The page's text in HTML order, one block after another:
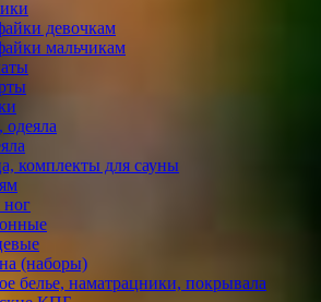
девочкам
мальчикам
комплекты для сауны
ног
(наборы)
белье, наматрацники, покрывала